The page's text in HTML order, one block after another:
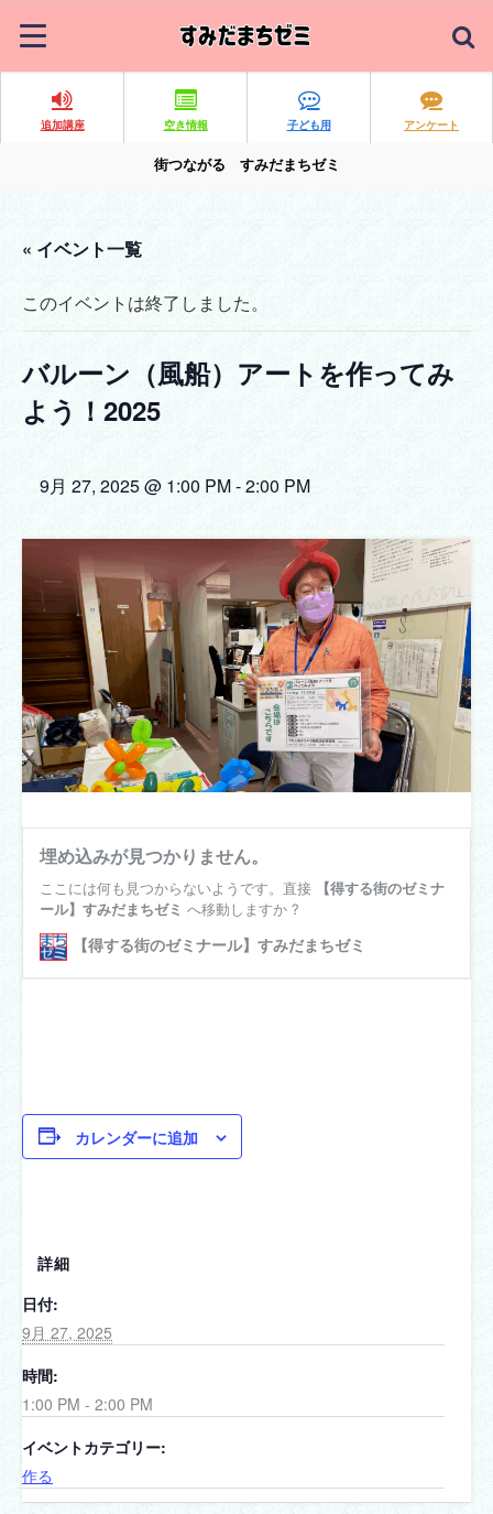
追加講座 空き情報 子ども用 アンケート
街つながる すみだまちゼミ
« イベント一覧
このイベントは終了しました。
バルーン（風船）アートを作ってみ
よう！2025
9月 27, 2025 @ 1:00 PM-2:00 PM
カレンダーに追加
詳細
日付:
9月 27, 2025
時間:
1:00 PM - 2:00 PM
イベントカテゴリー:
作る